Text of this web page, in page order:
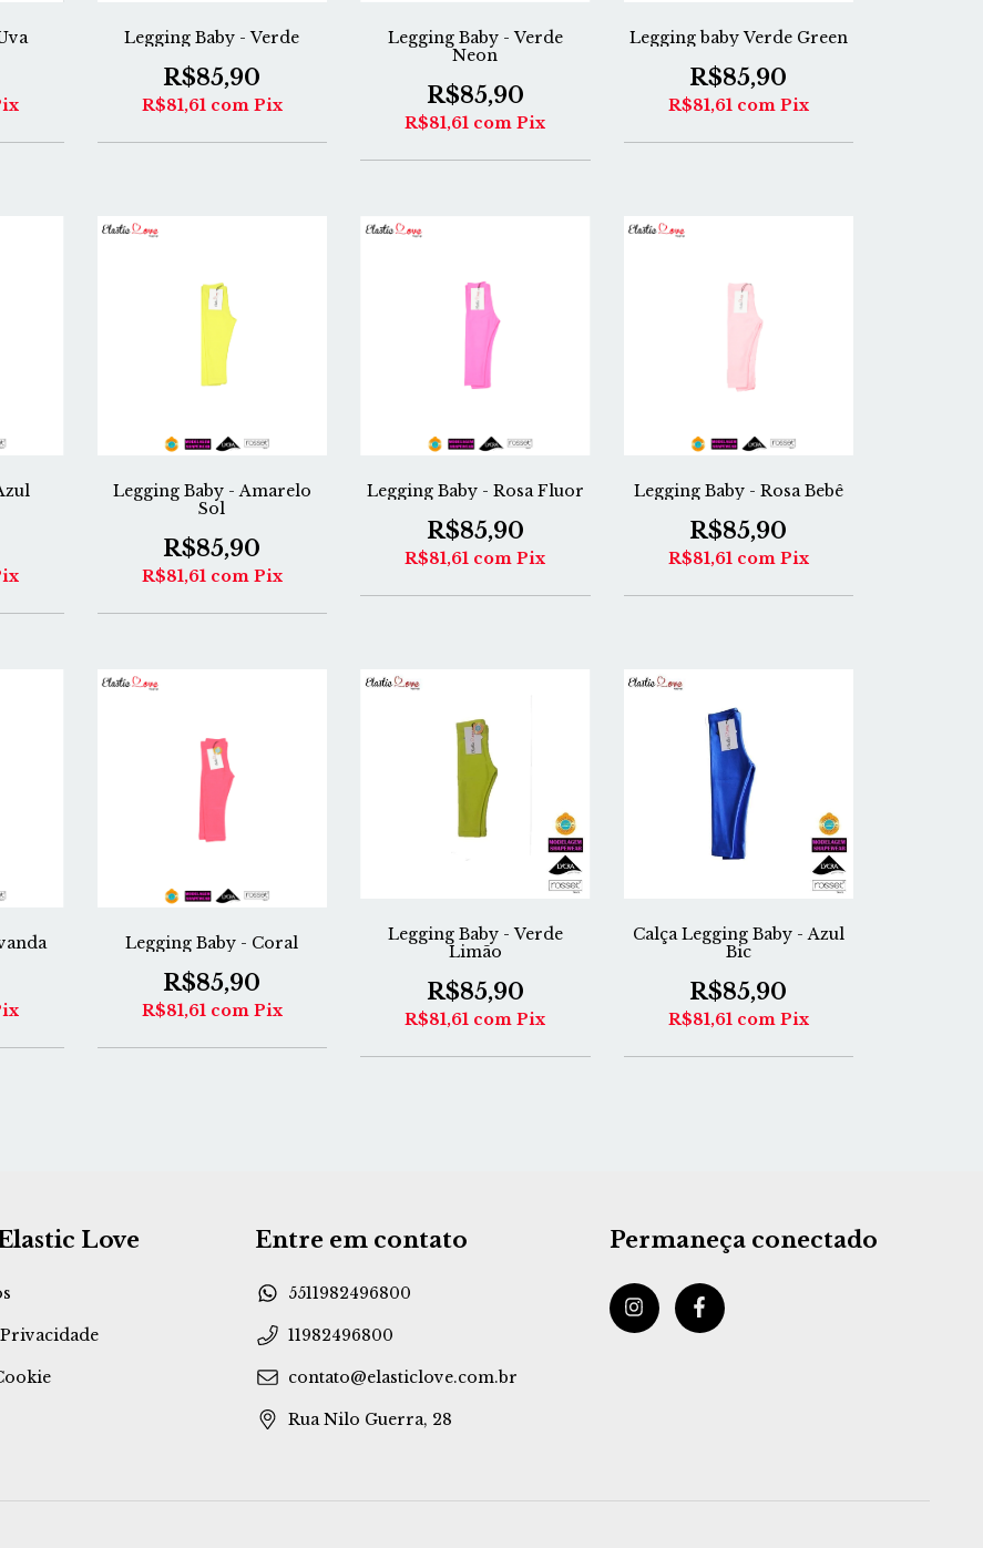
Legging Baby - Verde
R$85,90
R$81,61 com Pix
Legging Baby - Verde
Neon
R$85,90
R$81,61 com Pix
Legging baby Verde Green
R$85,90
R$81,61 com Pix
Legging Baby - Amarelo
Sol
R$85,90
R$81,61 com Pix
Legging Baby - Rosa Fluor
R$85,90
R$81,61 com Pix
Legging Baby - Rosa Bebê
R$85,90
R$81,61 com Pix
Legging Baby - Coral
R$85,90
R$81,61 com Pix
Legging Baby - Verde
Limão
R$85,90
R$81,61 com Pix
Calça Legging Baby - Azul
Bic
R$85,90
R$81,61 com Pix
Love Entre em contato
5511982496800
11982496800
contato@elasticlove.com.br
Rua Nilo Guerra, 28
Permaneça conectado